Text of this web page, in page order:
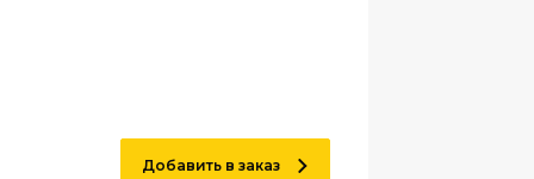
Добавить в заказ